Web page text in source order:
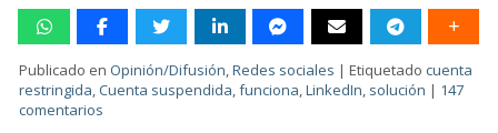
Publicado en Opinión/Difusión,Redes sociales |Etiquetado cuenta
restringida,Cuenta suspendida,funciona,LinkedIn, solución | 147
comentarios